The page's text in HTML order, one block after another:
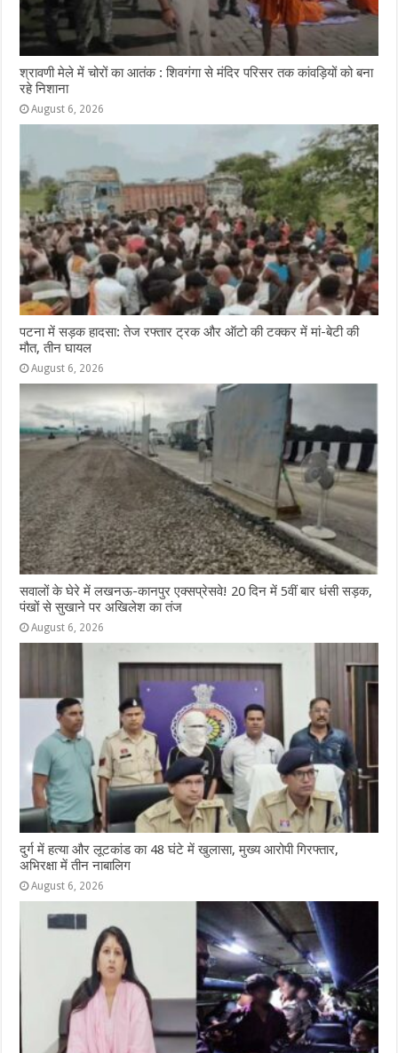
श्रावणी मेले में चोरों का आतंक : शिवगंगा से मंदिर परिसर तक कांवड़ियों को बना
रहे निशाना
August 6, 2026
पटना में सड़क हादसा: तेज रफ्तार ट्रक और ऑटो की टक्कर में मां-बेटी की
मौत, तीन घायल
August 6, 2026
सवालों के घेरे में लखनऊ-कानपुर एक्सप्रेसवे! 20 दिन में 5वीं बार धंसी सड़क,
पंखों से सुखाने पर अखिलेश का तंज
August 6, 2026
दुर्ग में हत्या और लूटकांड का 48 घंटे में खुलासा, मुख्य आरोपी गिरफ्तार,
अभिरक्षा में तीन नाबालिग
August 6, 2026